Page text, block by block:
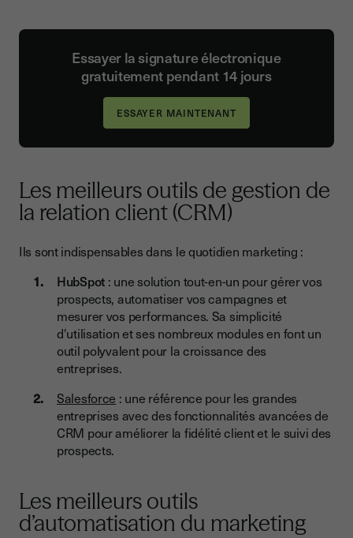
Essayer la signature électronique
gratuitement pendant 14 jours
Les meilleurs outils de gestion de
la relation client (CRM)
Ils sont indispensables dans le quotidien marketing :
HubSpot : une solution tout-en-un pour gérer vos
prospects, automatiser vos campagnes et
mesurer vos performances. Sa simplicité
d'utilisation et ses nombreux modules en font un
outil polyvalent pour la croissance des
entreprises.
Salesforce : une référence pour les grandes
entreprises avec des fonctionnalités avancées de
CRM pour améliorer la fidélité client et le suivi des
prospects.
Les meilleurs outils
d’automatisation du marketing